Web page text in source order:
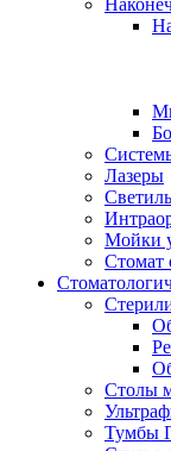
Лазеры
Мойки
Стомат
Столы